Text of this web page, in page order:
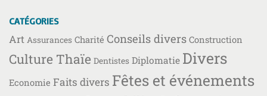
CATÉGORIES
Art Assurances Charité Conseils divers Construction
Culture Thaïe Dentistes Diplomatie Divers
Economie Faits divers Fêtes et événements